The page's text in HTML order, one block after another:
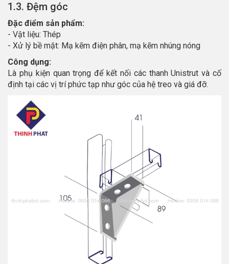
1.3. Đệm góc
Đặc điểm sản phẩm:
- Vật liệu: Thép
- Xử lý bề mặt: Mạ kẽm điện phân, mạ kẽm nhúng nóng
Công dụng:
Là phụ kiện quan trọng để kết nối các thanh Unistrut và cố
định tại các vị trí phức tạp như góc của hệ treo và giá đỡ.